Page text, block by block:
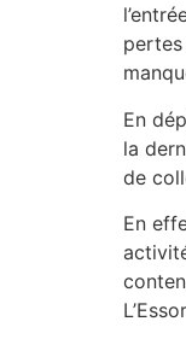
pertes
En
la
de
En